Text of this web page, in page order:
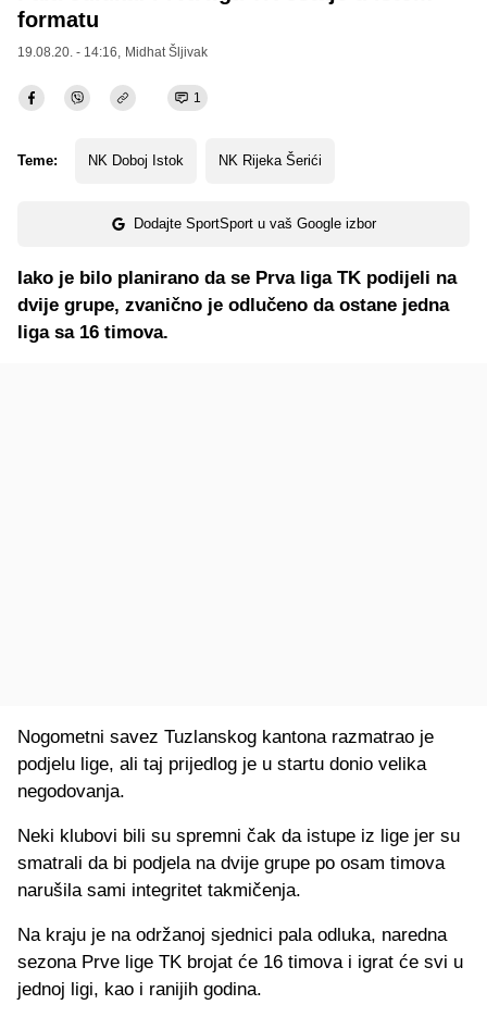
formatu
19.08.20. - 14:16, Midhat Šljivak
1
Teme: NK Doboj Istok NK Rijeka Šerići
Dodajte SportSport u vaš Google izbor
Iako je bilo planirano da se Prva liga TK podijeli na
dvije grupe, zvanično je odlučeno da ostane jedna
liga sa 16 timova.
Nogometni savez Tuzlanskog kantona razmatrao je
podjelu lige, ali taj prijedlog je u startu donio velika
negodovanja.
Neki klubovi bili su spremni čak da istupe iz lige jer su
smatrali da bi podjela na dvije grupe po osam timova
narušila sami integritet takmičenja.
Na kraju je na održanoj sjednici pala odluka, naredna
sezona Prve lige TK brojat će 16 timova i igrat će svi u
jednoj ligi, kao i ranijih godina.